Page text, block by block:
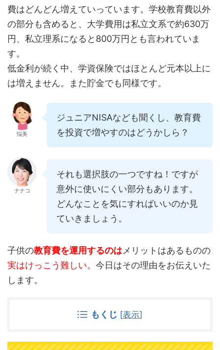
費はどんどん増えていっています。学校教育費以外
の部分も含めると、大学費用は私立文系で約630万
円、私立理系になると800万円とも言われていま
す。
低金利が続く中、学資保険ではほとんど元本以上に
は増えません。また貯金でも同様です。
悩美
ジュニアNISAなども聞くし、教育費
を投資で増やすのはどうかしら？
ナナコ
それも選択肢の一つですね！ですが
意外に使いにくい部分もあります。
どんなことを気にすればいいのか見
ていきましょう。
子供の教育費を運用するのは メリットはあるものの
実はけっこう難しい。 今日はその理由をお伝えいた
します。
もくじ [表示]